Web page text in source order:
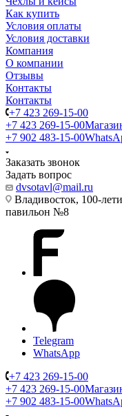
Как купить
Условия оплаты
Условия доставки
Компания
О компании
Отзывы
Контакты
Контакты
+7 423 269-15-00
+7 423 269-15-00
+7 902 483-15-00
Заказать звонок
Задать вопрос
dvsotavl@mail.ru
Владивосток, 100-
павильон №8
Telegram
WhatsApp
+7 423 269-15-00
+7 423 269-15-00
+7 902 483-15-00